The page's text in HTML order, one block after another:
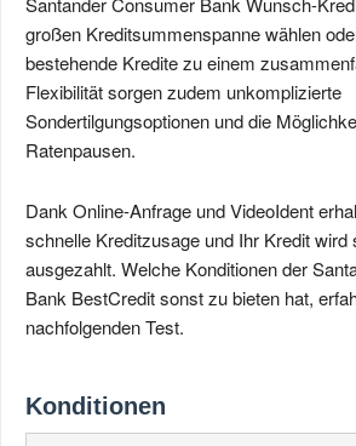
großen Kreditsummenspanne wählen
bestehende Kredite zu einem
Flexibilität sorgen zudem unkomplizierte
Sondertilgungsoptionen und die
Ratenpausen.
Dank Online-Anfrage und VideoIdent
schnelle Kreditzusage und Ihr Kredit wird
ausgezahlt. Welche Konditionen der
Bank BestCredit sonst zu bieten hat,
nachfolgenden Test.
Konditionen